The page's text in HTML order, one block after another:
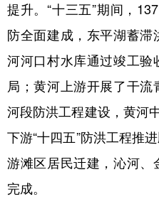
提升。“十三五”期间，
防全面建成，东平湖蓄滞
河河口村水库通过竣工验
局；黄河上游开展了干
河段防洪工程建设，黄河
下游“十四五”防洪工程推
游滩区居民迁建，沁河、
完成。